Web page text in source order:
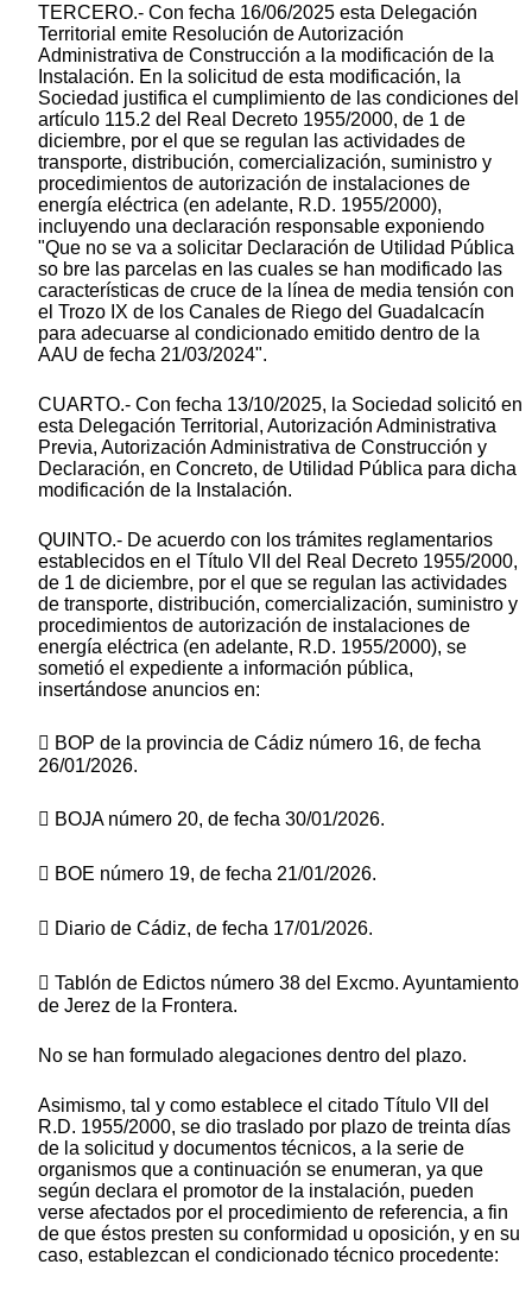
TERCERO.- Con fecha 16/06/2025 esta Delegación
Territorial emite Resolución de Autorización
Administrativa de Construcción a la modificación de la
Instalación. En la solicitud de esta modificación, la
Sociedad justifica el cumplimiento de las condiciones del
artículo 115.2 del Real Decreto 1955/2000, de 1 de
diciembre, por el que se regulan las actividades de
transporte, distribución, comercialización, suministro y
procedimientos de autorización de instalaciones de
energía eléctrica (en adelante, R.D. 1955/2000),
incluyendo una declaración responsable exponiendo
"Que no se va a solicitar Declaración de Utilidad Pública
so bre las parcelas en las cuales se han modificado las
características de cruce de la línea de media tensión con
el Trozo IX de los Canales de Riego del Guadalcacín
para adecuarse al condicionado emitido dentro de la
AAU de fecha 21/03/2024".
CUARTO.- Con fecha 13/10/2025, la Sociedad solicitó en
esta Delegación Territorial, Autorización Administrativa
Previa, Autorización Administrativa de Construcción y
Declaración, en Concreto, de Utilidad Pública para dicha
modificación de la Instalación.
QUINTO.- De acuerdo con los trámites reglamentarios
establecidos en el Título VII del Real Decreto 1955/2000,
de 1 de diciembre, por el que se regulan las actividades
de transporte, distribución, comercialización, suministro y
procedimientos de autorización de instalaciones de
energía eléctrica (en adelante, R.D. 1955/2000), se
sometió el expediente a información pública,
insertándose anuncios en:
 BOP de la provincia de Cádiz número 16, de fecha
26/01/2026.
 BOJA número 20, de fecha 30/01/2026.
 BOE número 19, de fecha 21/01/2026.
 Diario de Cádiz, de fecha 17/01/2026.
 Tablón de Edictos número 38 del Excmo. Ayuntamiento
de Jerez de la Frontera.
No se han formulado alegaciones dentro del plazo.
Asimismo, tal y como establece el citado Título VII del
R.D. 1955/2000, se dio traslado por plazo de treinta días
de la solicitud y documentos técnicos, a la serie de
organismos que a continuación se enumeran, ya que
según declara el promotor de la instalación, pueden
verse afectados por el procedimiento de referencia, a fin
de que éstos presten su conformidad u oposición, y en su
caso, establezcan el condicionado técnico procedente: